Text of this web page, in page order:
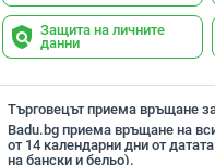
policy Защита на личните
данни
Търговецът приема връщане
Badu.bg приема връщане на
от 14 календарни дни от
на бански и бельо).